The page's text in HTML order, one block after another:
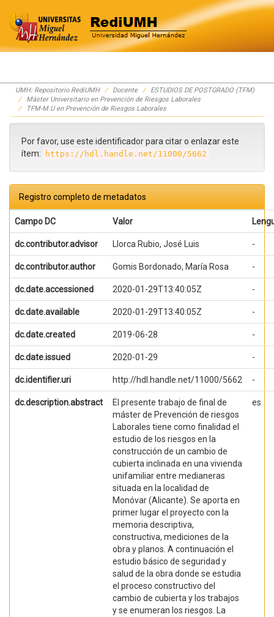
Skip
navigation
UMH: Repositorio RediUMH Docente
ESTUDIOS DE POSTGRADO (TFM)
Máster Universitario en Prevención de Riesgos Laborales
TFM-M.U en Prevención de Riesgos Laborales
Por favor, use este identificador para citar o enlazar este
ítem:
https://hdl.handle.net/11000/5662
Registro completo de metadatos
Campo DC Valor
dc.contributor.advisor Llorca Rubio, José Luis -
dc.contributor.author Gomis Bordonado, María Rosa -
dc.date.accessioned 2020-01-29T13:40:05Z -
dc.date.available 2020-01-29T13:40:05Z -
dc.date.created 2019-06-28 -
dc.date.issued 2020-01-29 -
dc.identifier.uri http://hdl.handle.net/11000/5662 -
dc.description.abstract
El presente trabajo de final de
máster de Prevención de riesgos
Laborales tiene como finalidad el
estudio de los riesgos en la
construcción de un cambio de
cubierta inclinada en una vivienda
unifamiliar entre medianeras
situada en la localidad de
Monóvar (Alicante). Se aporta en
primer lugar el proyecto con la
memoria descriptiva,
constructiva, mediciones de la
obra y planos. A continuación el
estudio básico de seguridad y
salud de la obra donde se estudia
el proceso constructivo del
cambio de cubierta y los trabajos
y se enumeran los riesgos. La
es